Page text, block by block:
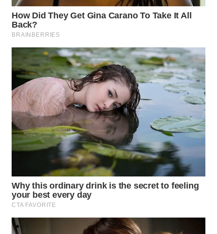
WN
PRIANGAN
TIMUR
WN
SEMARANG
WN
SOLO
WN
BOROBUDUR
MADURA
WN